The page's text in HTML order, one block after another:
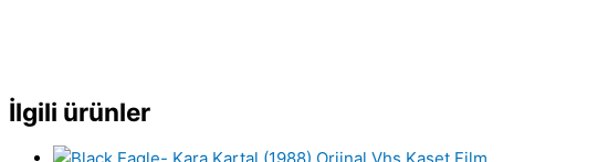
İlgili ürünler